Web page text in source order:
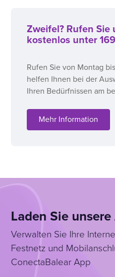
Zweifel? Rufen Sie
kostenlos unter
Rufen Sie von Montag
helfen Ihnen bei der
Ihren Bedürfnissen am
Mehr Information
Laden Sie
Verwalten Sie Ihre
Festnetz und
ConectaBalear App